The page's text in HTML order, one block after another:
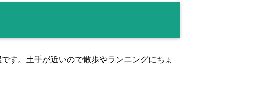
す。土手が近いので散歩やランニングにちょ